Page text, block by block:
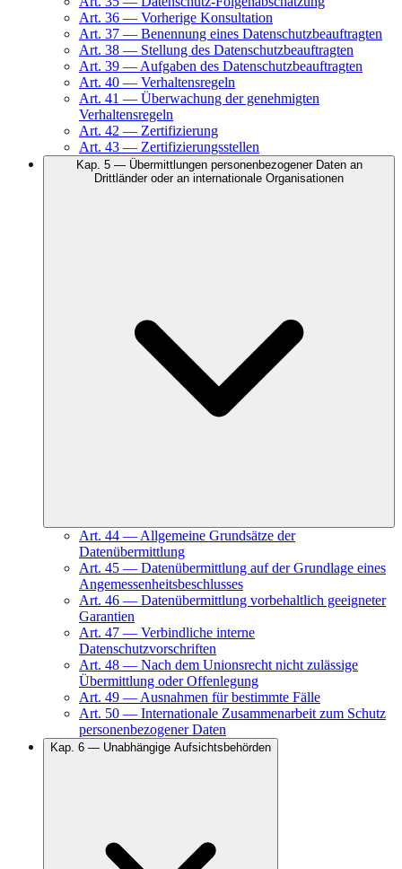
Art. 36 — Vorherige Konsultation
Art. 37 — Benennung eines Datenschutzbeauftragten
Art. 38 — Stellung des Datenschutzbeauftragten
Art. 39 — Aufgaben des Datenschutzbeauftragten
Art. 40 — Verhaltensregeln
Art. 41 — Überwachung der genehmigten
Verhaltensregeln
Art. 42 — Zertifizierung
Art. 43 — Zertifizierungsstellen
Kap. 5— Übermittlungen personenbezogener Daten an
Drittländer oder an internationale Organisationen
Art. 44 — Allgemeine Grundsätze der
Datenübermittlung
Art. 45 — Datenübermittlung auf der Grundlage eines
Angemessenheitsbeschlusses
Art. 46 — Datenübermittlung vorbehaltlich geeigneter
Garantien
Art. 47 — Verbindliche interne
Datenschutzvorschriften
Art. 48 — Nach dem Unionsrecht nicht zulässige
Übermittlung oder Offenlegung
Art. 49 — Ausnahmen für bestimmte Fälle
Art. 50 — Internationale Zusammenarbeit zum Schutz
personenbezogener Daten
Kap. 6 — Unabhängige Aufsichtsbehörden